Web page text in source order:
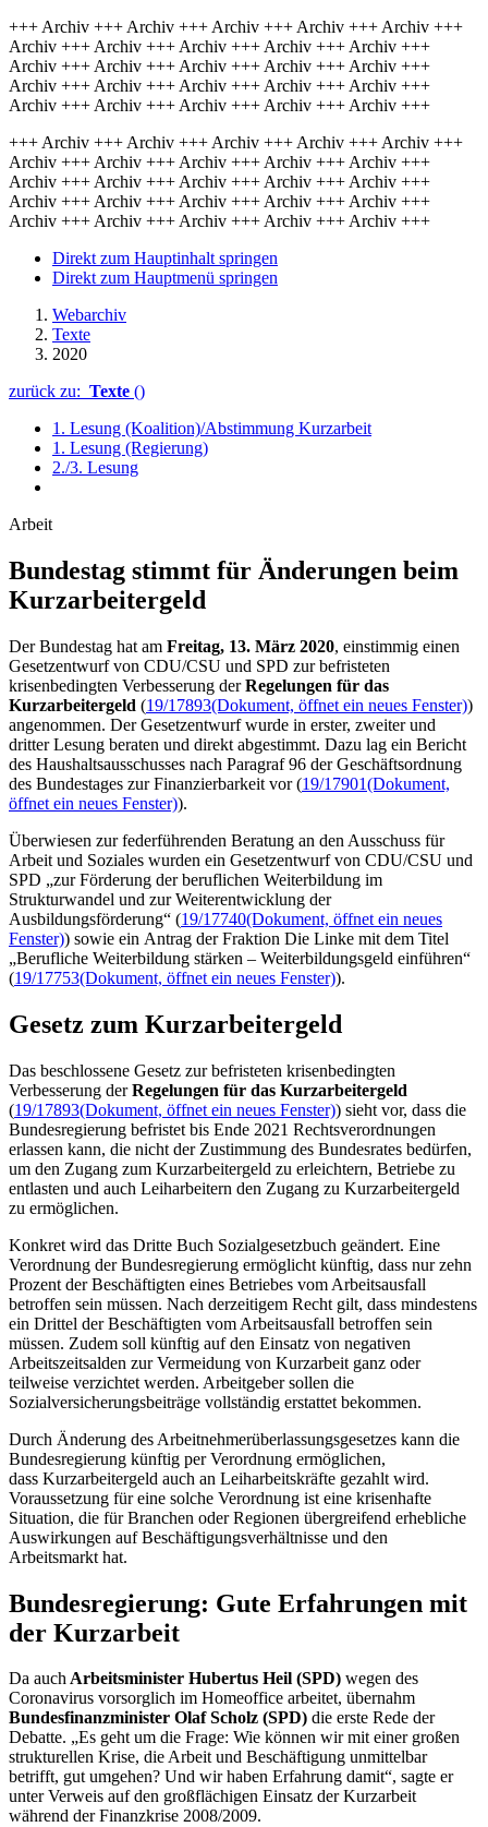
+++ Archiv +++ Archiv +++ Archiv +++ Archiv +++ Archiv +++
Archiv +++ Archiv +++ Archiv +++ Archiv +++ Archiv +++
Archiv +++ Archiv +++ Archiv +++ Archiv +++ Archiv +++
Archiv +++ Archiv +++ Archiv +++ Archiv +++ Archiv +++
Archiv +++ Archiv +++ Archiv +++ Archiv +++ Archiv +++
+++ Archiv +++ Archiv +++ Archiv +++ Archiv +++ Archiv +++
Archiv +++ Archiv +++ Archiv +++ Archiv +++ Archiv +++
Archiv +++ Archiv +++ Archiv +++ Archiv +++ Archiv +++
Archiv +++ Archiv +++ Archiv +++ Archiv +++ Archiv +++
Archiv +++ Archiv +++ Archiv +++ Archiv +++ Archiv +++
Direkt zum Hauptinhalt springen
Direkt zum Hauptmenü springen
Webarchiv
Texte
2020
zurück zu: Texte ()
1. Lesung (Koalition)/Abstimmung Kurzarbeit
1. Lesung (Regierung)
2./3. Lesung
Arbeit
Bundestag stimmt für Änderungen beim
Kurz­arbeiter­geld
Der Bundestag hat am Freitag, 13. März 2020, einstimmig einen
Gesetzentwurf von CDU/CSU und SPD zur befristeten
krisenbedingten Verbesserung derRegelungen für das
Kurzarbeitergeld (19/17893(Dokument, öffnet ein neues Fenster))
angenommen. Der Gesetzentwurf wurde in erster, zweiter und
dritter Lesung beraten und direkt abgestimmt. Dazu lag ein Bericht
des Haushaltsausschusses nach Paragraf 96 der Geschäftsordnung
des Bundestages zur Finanzierbarkeit vor (19/17901(Dokument,
öffnet ein neues Fenster)).
Überwiesen zur federführenden Beratung an den Ausschuss für
Arbeit und Soziales wurden ein Gesetzentwurf von CDU/CSU und
SPD „zur Förderung der beruflichen Weiterbildung im
Strukturwandel und zur Weiterentwicklung der
Ausbildungsförderung“ (19/17740(Dokument, öffnet ein neues
Fenster)) sowie ein Antrag der Fraktion Die Linke mit dem Titel
„Berufliche Weiterbildung stärken – Weiterbildungsgeld einführen“
(19/17753(Dokument, öffnet ein neues Fenster)).
Gesetz zum Kurzarbeitergeld
Das beschlossene Gesetz zur befristeten krisenbedingten
Verbesserung derRegelungen für das Kurzarbeitergeld
(19/17893(Dokument, öffnet ein neues Fenster)) sieht vor, dass die
Bundesregierung befristet bis Ende 2021 Rechtsverordnungen
erlassen kann, die nicht der Zustimmung des Bundesrates bedürfen,
um den Zugang zum Kurzarbeitergeld zu erleichtern, Betriebe zu
entlasten und auch Leiharbeitern den Zugang zu Kurzarbeitergeld
zu ermöglichen.
Konkret wird das Dritte Buch Sozialgesetzbuch geändert. Eine
Verordnung der Bundesregierung ermöglicht künftig, dass nur zehn
Prozent der Beschäftigten eines Betriebes vom Arbeitsausfall
betroffen sein müssen. Nach derzeitigem Recht gilt, dass mindestens
ein Drittel der Beschäftigten vom Arbeitsausfall betroffen sein
müssen. Zudem soll künftig auf den Einsatz von negativen
Arbeitszeitsalden zur Vermeidung von Kurzarbeit ganz oder
teilweise verzichtet werden. Arbeitgeber sollen die
Sozialversicherungsbeiträge vollständig erstattet bekommen.
Durch Änderung des Arbeitnehmerüberlassungsgesetzes kann die
Bundesregierung künftig per Verordnung ermöglichen,
dass Kurzarbeitergeld auch an Leiharbeitskräfte gezahlt wird.
Voraussetzung für eine solche Verordnung ist eine krisenhafte
Situation, die für Branchen oder Regionen übergreifend erhebliche
Auswirkungen auf Beschäftigungsverhältnisse und den
Arbeitsmarkt hat.
Bundesregierung: Gute Erfahrungen mit
der Kurzarbeit
Da auchArbeitsminister Hubertus Heil (SPD) wegen des
Coronavirus vorsorglich im Homeoffice arbeitet, übernahm
Bundesfinanzminister Olaf Scholz (SPD) die erste Rede der
Debatte. „Es geht um die Frage: Wie können wir mit einer großen
strukturellen Krise, die Arbeit und Beschäftigung unmittelbar
betrifft, gut umgehen? Und wir haben Erfahrung damit“, sagte er
unter Verweis auf den großflächigen Einsatz der Kurzarbeit
während der Finanzkrise 2008/2009.